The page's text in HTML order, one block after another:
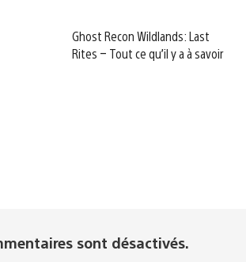
Ghost Recon Wildlands: Last
Rites – Tout ce qu’il y a à savoir
sont désactivés.